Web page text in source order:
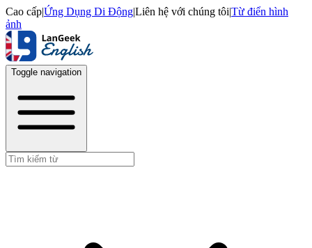
Cao cấp|Ứng Dụng Di Động|Liên hệ với chúng tôi|Từ điển hình
ảnh
Toggle navigation